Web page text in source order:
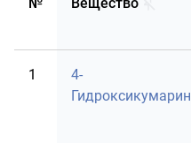
1
4-
Гидроксикумарин